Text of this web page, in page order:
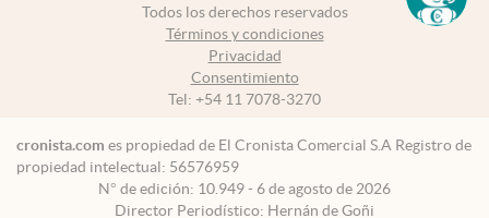
Todos los derechos reservados
Términos y condiciones
Privacidad
Consentimiento
Tel: +54 11 7078-3270
cronista.com es propiedad de El Cronista Comercial S.A Registro de
propiedad intelectual: 56576959
N° de edición: 10.949 - 6 de agosto de 2026
Director Periodístico: Hernán de Goñi